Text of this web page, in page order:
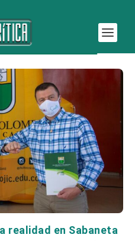
realidad en Sabaneta